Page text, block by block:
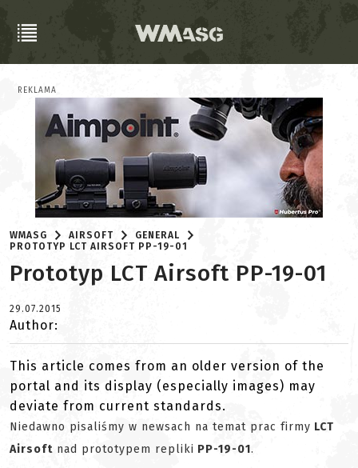
REKLAMA
WMASG AIRSOFT
GENERAL
PROTOTYP LCT AIRSOFT PP-19-01
Prototyp LCT Airsoft PP-19-01
29.07.2015
Author:
This article comes from an older version of the
portal and its display (especially images) may
deviate from current standards.
Niedawno pisaliśmy w newsach na temat prac firmy LCT
Airsoft nad prototypem repliki PP-19-01.